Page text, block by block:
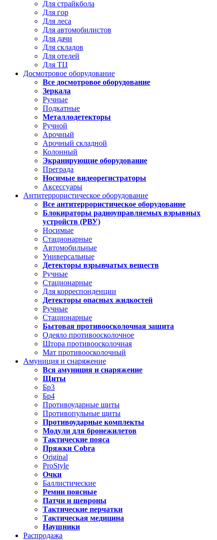
Для страйкбола
Для гор
Для леса
Для автомобилистов
Для дачи
Для складов
Для отелей
Для ТЦ
Досмотровое оборудование
Все досмотровое оборудование
Зеркала
Ручные
Подкатные
Металлодетекторы
Ручной
Арочный
Арочный складной
Колонный
Экранирующие оборудование
Преграда
Носимые видеорегистраторы
Аксессуары
Антитеррористическое оборудование
Все антитеррористическое оборудование
Блокираторы радиоуправляемых взрывных
устройств (РВУ)
Носимые
Стационарные
Автомобильные
Универсальные
Детекторы взрывчатых веществ
Ручные
Стационарные
Для корреспонденции
Детекторы опасных жидкостей
Ручные
Стационарные
Бытовая противоосколочная защита
Одеяло противоосколочное
Штора противоосколочная
Мат противоосколочный
Амуниция и снаряжение
Вся амуниция и снаряжение
Щиты
Бр3
Бр4
Противоударные щиты
Противопульные щиты
Противоударные комплекты
Модули для бронежилетов
Тактические пояса
Пряжки Cobra
Original
ProStyle
Очки
Баллистические
Ремни поясные
Патчи и шевроны
Тактические перчатки
Тактическая медицина
Наушники
Распродажа